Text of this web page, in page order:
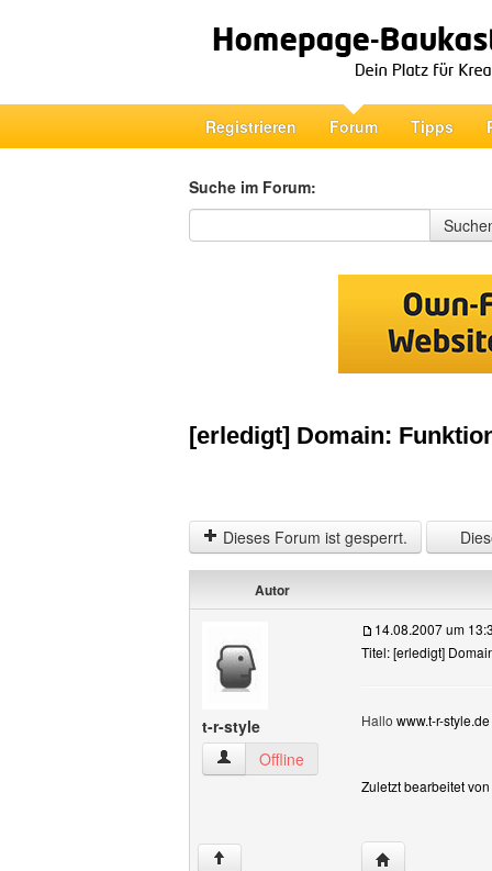
Registrieren Forum Tipps
Suche im Forum:
Suche im Forum
[erledigt] Domain:
Dieses Forum ist gesperrt.
Autor
t-r-style
t-r-style Benutzer-Profile anzeigen
Offline
14.08.2007 um
Titel: [erledigt]
Hallo www.t-r-style.de
Zuletzt bearbeitet
↑ Website dieses